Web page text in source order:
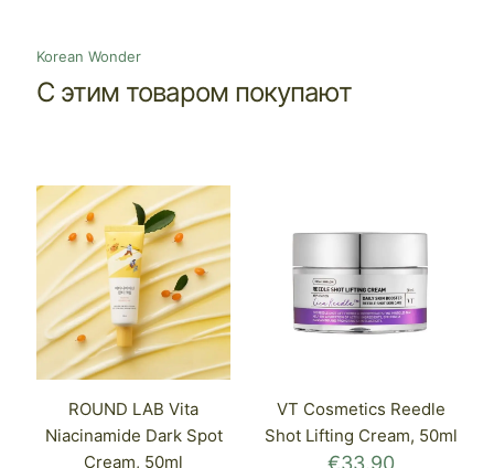
Korean Wonder
С этим товаром покупают
ROUND LAB Vita
Niacinamide Dark Spot
Cream, 50ml
VT Cosmetics Reedle
Shot Lifting Cream, 50ml
€33.90